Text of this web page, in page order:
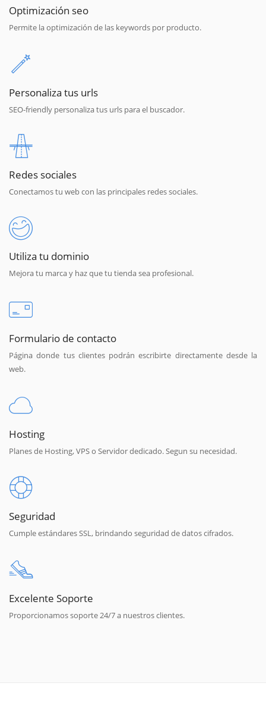
Optimización seo
Permite la optimización de las keywords por producto.
Personaliza tus urls
SEO-friendly personaliza tus urls para el buscador.
Redes sociales
Conectamos tu web con las principales redes sociales.
Utiliza tu dominio
Mejora tu marca y haz que tu tienda sea profesional.
Formulario de contacto
Página donde tus clientes podrán escribirte directamente desde la
web.
Hosting
Planes de Hosting, VPS o Servidor dedicado. Segun su necesidad.
Seguridad
Cumple estándares SSL, brindando seguridad de datos cifrados.
Excelente Soporte
Proporcionamos soporte 24/7 a nuestros clientes.